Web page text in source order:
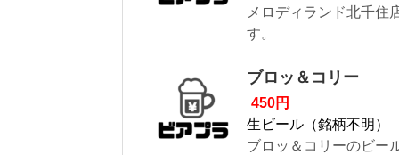
メロディランド北千住
す。
ブロッ＆コリー
450円
生ビール（銘柄不明）
ブロッ＆コリーのビー